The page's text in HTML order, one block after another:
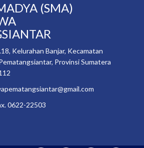
(SMA)
Kelurahan Banjar, Kecamatan
Provinsi Sumatera
0622-22503